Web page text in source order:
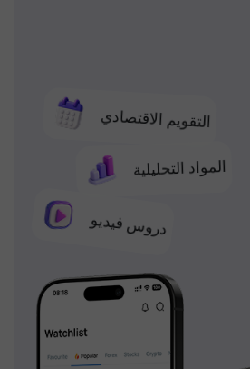
التقويم الاقتصادي
المواد التحليلية
دروس فيديو